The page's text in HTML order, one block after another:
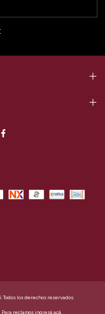
Todos los derechos reservados.
reclamosingresá acá.